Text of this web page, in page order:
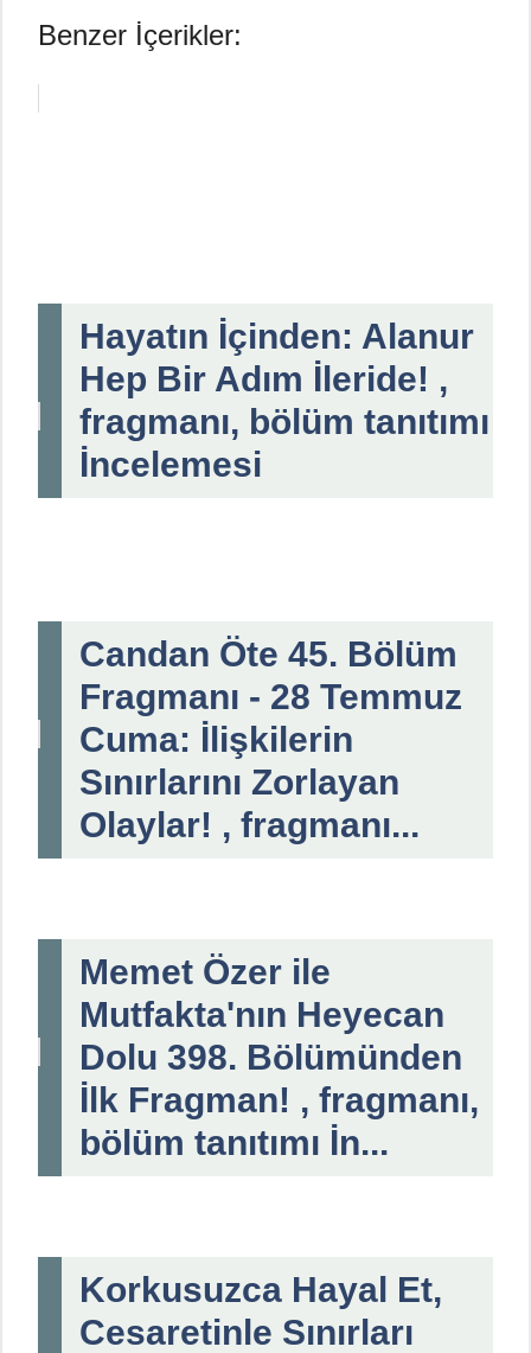
Benzer İçerikler:
Hayatın İçinden: Alanur
Hep Bir Adım İleride! ,
fragmanı, bölüm tanıtımı
İncelemesi
Candan Öte 45. Bölüm
Fragmanı - 28 Temmuz
Cuma: İlişkilerin
Sınırlarını Zorlayan
Olaylar! , fragmanı...
Memet Özer ile
Mutfakta'nın Heyecan
Dolu 398. Bölümünden
İlk Fragman! , fragmanı,
bölüm tanıtımı İn...
Korkusuzca Hayal Et,
Cesaretinle Sınırları